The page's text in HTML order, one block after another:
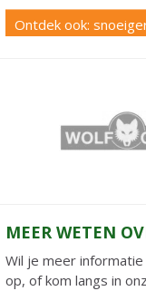
Ontdek ook:
MEER WETEN
Wil je meer
op, of kom langs in